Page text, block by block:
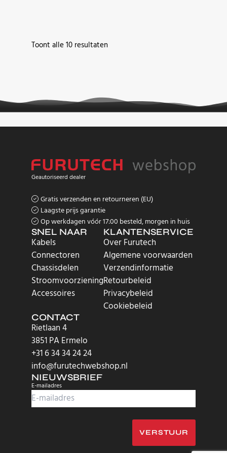
Toont alle 10 resultatenGesorteerd
Geautoriseerd dealer
Gratis verzenden en retourneren (EU)
Laagste prijs garantie
Op werkdagen vóór 17:00 besteld, morgen in huis
SNEL NAAR
Kabels
Connectoren
Chassisdelen
Stroomvoorziening
Accessoires
KLANTENSERVICE
Over Furutech
Algemene voorwaarden
Verzendinformatie
Retourbeleid
Privacybeleid
Cookiebeleid
CONTACT
Rietlaan 4
3851 PA Ermelo
+31 6 34 34 24 24
info@furutechwebshop.nl
NIEUWSBRIEF
E-mailadres